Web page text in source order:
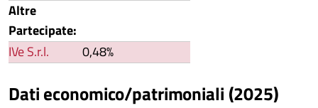
Altre
Partecipate:
IVe S.r.l.
0,48%
Dati economico/patrimoniali (2025)